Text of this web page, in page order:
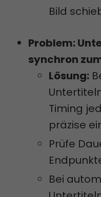
Bild
Problem:
synchron
Lösung:
Timing
präzise
Prüfe
Bei